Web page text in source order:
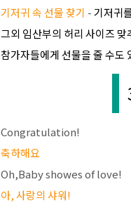
기저귀 속 선물 찾기 -기저귀
그외 임산부의 허리 사이즈
참가자들에게 선물을 줄 수도
Congratulation!
축하해요
Oh,Baby showes of love!
아, 사랑의 샤워!